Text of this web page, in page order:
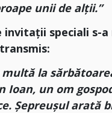
unii de alții.”
invitații speciali s-a
multă la
Ioan, un om
Șepreușul arată